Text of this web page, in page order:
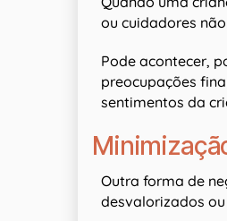
ou cuidadores
Pode acontecer,
preocupações
sentimentos da
Outra forma de
desvalorizados